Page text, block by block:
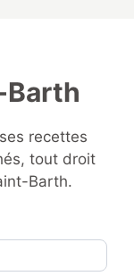
Barth
recettes
tout droit
Barth.